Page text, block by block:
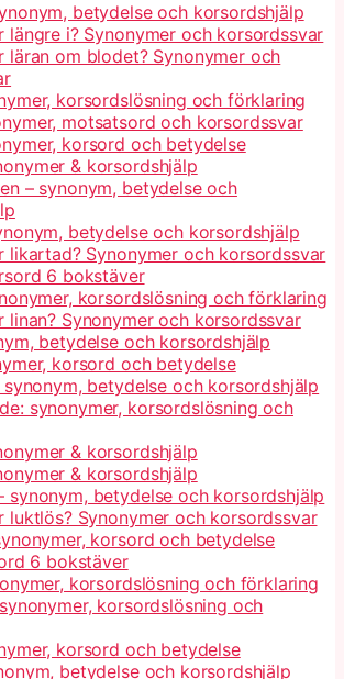
betydelse och korsordshjälp
längre i? Synonymer och korsordssvar
läran om blodet? Synonymer och
korsordslösning och förklaring
motsatsord och korsordssvar
korsord och betydelse
& korsordshjälp
– synonym, betydelse och
betydelse och korsordshjälp
likartad? Synonymer och korsordssvar
6 bokstäver
korsordslösning och förklaring
linan? Synonymer och korsordssvar
betydelse och korsordshjälp
korsord och betydelse
synonym, betydelse och korsordshjälp
synonymer, korsordslösning och
& korsordshjälp
& korsordshjälp
synonym, betydelse och korsordshjälp
luktlös? Synonymer och korsordssvar
korsord och betydelse
6 bokstäver
korsordslösning och förklaring
korsordslösning och
korsord och betydelse
betydelse och korsordshjälp